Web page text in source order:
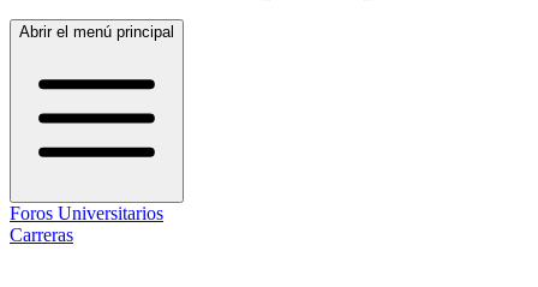
Abrir el menú principal
Foros Universitarios
Carreras